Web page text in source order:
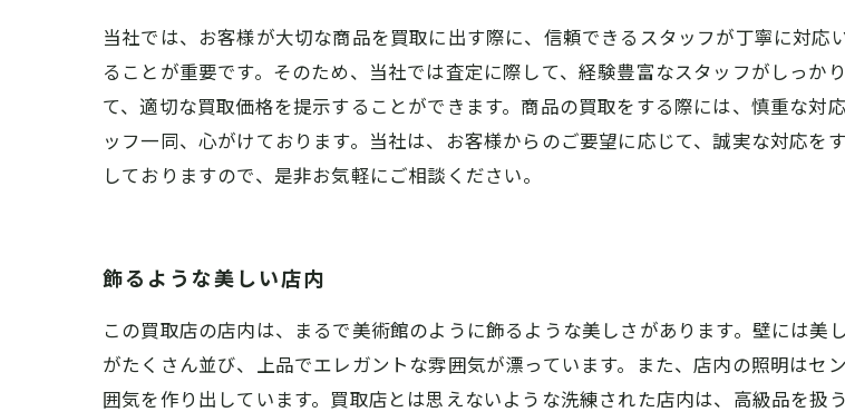
当社では、お客様が大切な商品を買取に出す際に、信頼できるスタッフが丁寧に対
ることが重要です。そのため、当社では査定に際して、経験豊富なスタッフがしっ
て、適切な買取価格を提示することができます。商品の買取をする際には、慎重な
ッフ一同、心がけております。当社は、お客様からのご要望に応じて、誠実な対応
しておりますので、是非お気軽にご相談ください。
飾るような美しい店内
この買取店の店内は、まるで美術館のように飾るような美しさがあります。壁には
がたくさん並び、上品でエレガントな雰囲気が漂っています。また、店内の照明は
囲気を作り出しています。買取店とは思えないような洗練された店内は、高級品を